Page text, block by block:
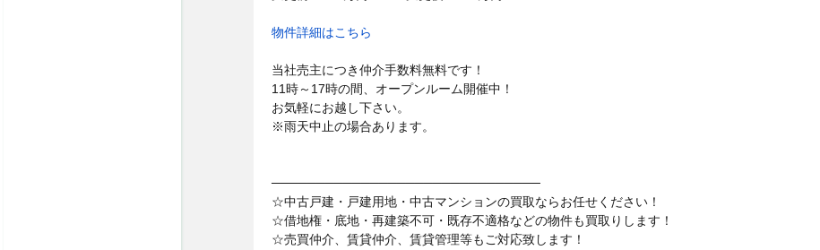
物件詳細はこちら
当社売主につき仲介手数料無料です！
11時～17時の間、オープンルーム開催中！
お気軽にお越し下さい。
※雨天中止の場合あります。
──────────────────────────────
☆中古戸建・戸建用地・中古マンションの買取ならお任せください！
☆借地権・底地・再建築不可・既存不適格などの物件も買取りします！
☆売買仲介、賃貸仲介、賃貸管理等もご対応致します！